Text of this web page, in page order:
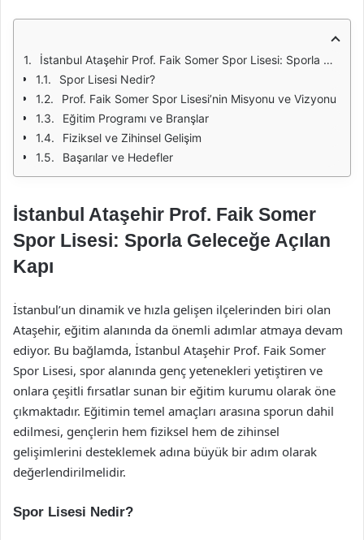
İstanbul Ataşehir Prof. Faik Somer Spor Lisesi: Sporla Geleceğe Açılan Kapı
Spor Lisesi Nedir?
Prof. Faik Somer Spor Lisesi’nin Misyonu ve Vizyonu
Eğitim Programı ve Branşlar
Fiziksel ve Zihinsel Gelişim
Başarılar ve Hedefler
İstanbul Ataşehir Prof. Faik Somer
Spor Lisesi: Sporla Geleceğe Açılan
Kapı
İstanbul’un dinamik ve hızla gelişen ilçelerinden biri olan
Ataşehir, eğitim alanında da önemli adımlar atmaya devam
ediyor. Bu bağlamda, İstanbul Ataşehir Prof. Faik Somer
Spor Lisesi, spor alanında genç yetenekleri yetiştiren ve
onlara çeşitli fırsatlar sunan bir eğitim kurumu olarak öne
çıkmaktadır. Eğitimin temel amaçları arasına sporun dahil
edilmesi, gençlerin hem fiziksel hem de zihinsel
gelişimlerini desteklemek adına büyük bir adım olarak
değerlendirilmelidir.
Spor Lisesi Nedir?